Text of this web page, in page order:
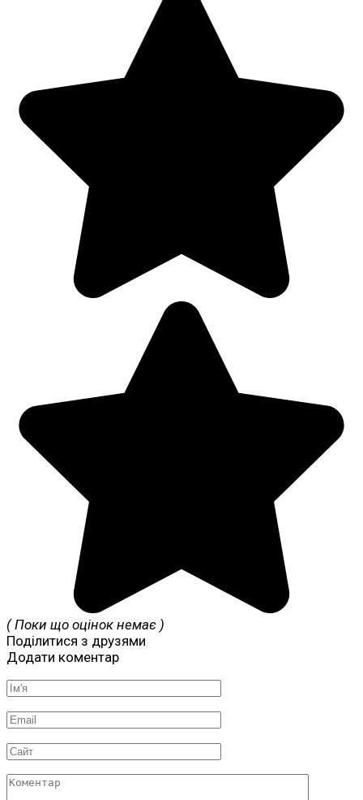
( Поки що оцінок немає )
Поділитися з друзями
Додати коментар
Ім'я
Email
Сайт
Коментар